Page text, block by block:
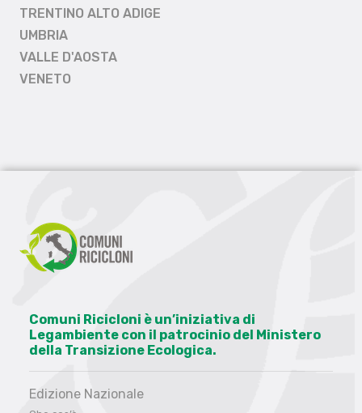
TRENTINO ALTO ADIGE
UMBRIA
VALLE D'AOSTA
VENETO
Comuni Ricicloni è un’iniziativa di
Legambiente con il patrocinio del Ministero
della Transizione Ecologica.
Edizione Nazionale